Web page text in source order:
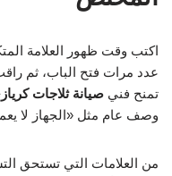
اكتب وقت ظهور العلامة
عدد مرات فتح الباب، ثم
تمنح فني صيانة ثلاجات
وصف عام مثل «الجهاز لا
من العلامات التي تستحق